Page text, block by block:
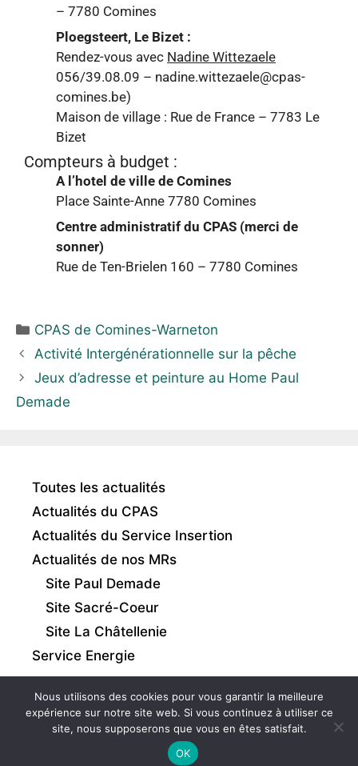
– 7780 Comines
Ploegsteert, Le Bizet :
Rendez-vous avec Nadine Wittezaele
056/39.08.09 – nadine.wittezaele@cpas-
comines.be)
Maison de village : Rue de France – 7783 Le
Bizet
Compteurs à budget :
A l’hotel de ville de Comines
Place Sainte-Anne 7780 Comines
Centre administratif du CPAS (merci de
sonner)
Rue de Ten-Brielen 160 – 7780 Comines
CPAS de Comines-Warneton
Activité Intergénérationnelle sur la pêche
Jeux d’adresse et peinture au Home Paul
Demade
Toutes les actualités
Actualités du CPAS
Actualités du Service Insertion
Actualités de nos MRs
Site Paul Demade
Site Sacré-Coeur
Site La Châtellenie
Service Energie
Intranet|Mentions légales|Gestion des cookies
© 2026 - CPAS de Comines-Warneton
Nous utilisons des cookies pour vous garantir la meilleure
expérience sur notre site web. Si vous continuez à utiliser ce
site, nous supposerons que vous en êtes satisfait.
OK